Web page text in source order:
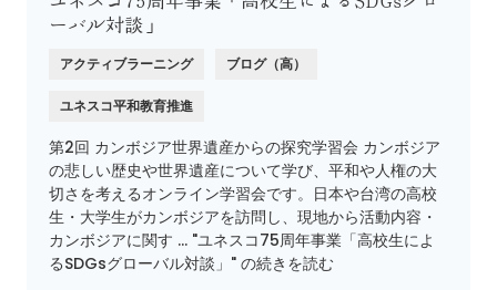
ーバル対談」
アクティブラーニング ブログ（高）
ユネスコ平和教育推進
第2回 カンボジア世界遺産からの探究学習会 カンボジア
の悲しい歴史や世界遺産について学び、平和や人権の大
切さを考えるオンライン学習会です。日本や台湾の高校
生・大学生がカンボジアを訪問し、現地から活動内容・
カンボジアに関す … "ユネスコ75周年事業「高校生によ
るSDGsグローバル対談」" の続きを読む